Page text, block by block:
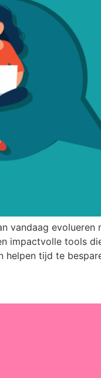
vandaag
impactvolle tools
helpen tijd te